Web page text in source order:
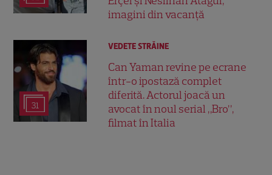
imagini din vacanță
31
VEDETE STRĂINE
Can Yaman revine pe ecrane
într-o ipostază complet
diferită. Actorul joacă un
avocat în noul serial „Bro”,
filmat în Italia